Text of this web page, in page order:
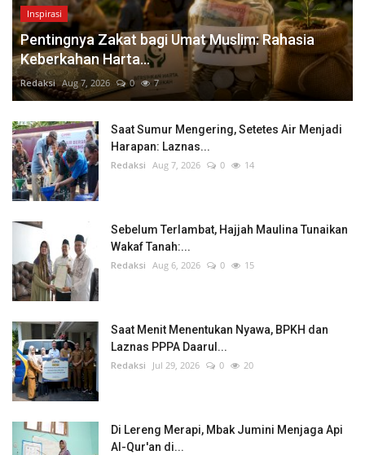
Inspirasi
Pentingnya Zakat bagi Umat Muslim: Rahasia
Keberkahan Harta...
Redaksi Aug 7, 2026 0 7
Saat Sumur Mengering, Setetes Air Menjadi
Harapan: Laznas...
Redaksi Aug 7, 2026 0 14
Sebelum Terlambat, Hajjah Maulina Tunaikan
Wakaf Tanah:...
Redaksi Aug 6, 2026 0 15
Saat Menit Menentukan Nyawa, BPKH dan
Laznas PPPA Daarul...
Redaksi Jul 29, 2026 0 20
Di Lereng Merapi, Mbak Jumini Menjaga Api
Al-Qur'an di...